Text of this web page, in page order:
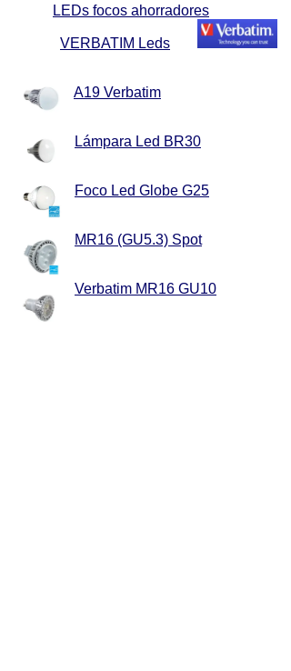
LEDs focos ahorradores
VERBATIM Leds
A19 Verbatim
Lámpara Led BR30
Foco Led Globe G25
MR16 (GU5.3) Spot
Verbatim MR16 GU10